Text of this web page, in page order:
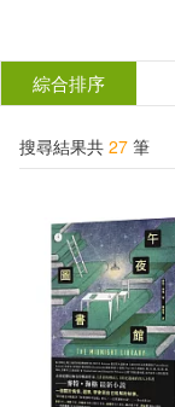
結
分類 (單選)
所有商品(27)
影音(2)
有聲書(2)
作者 (可複選)
綜合排序
搜尋結果共 27 筆